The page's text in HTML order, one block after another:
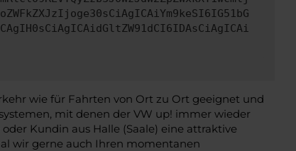
wie für Fahrten von Ort zu Ort geeignet und
mit denen der VW up! immer wieder
Kundin aus Halle (Saale) eine attraktive
wir gerne auch Ihren momentanen